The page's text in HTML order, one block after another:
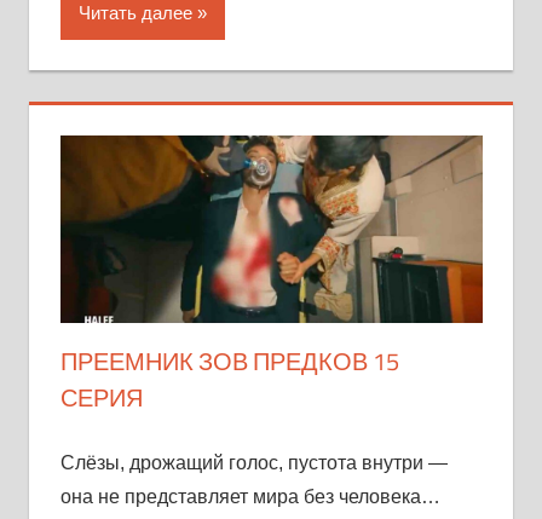
Читать далее
ПРЕЕМНИК ЗОВ ПРЕДКОВ 15
СЕРИЯ
Слёзы, дрожащий голос, пустота внутри —
она не представляет мира без человека…